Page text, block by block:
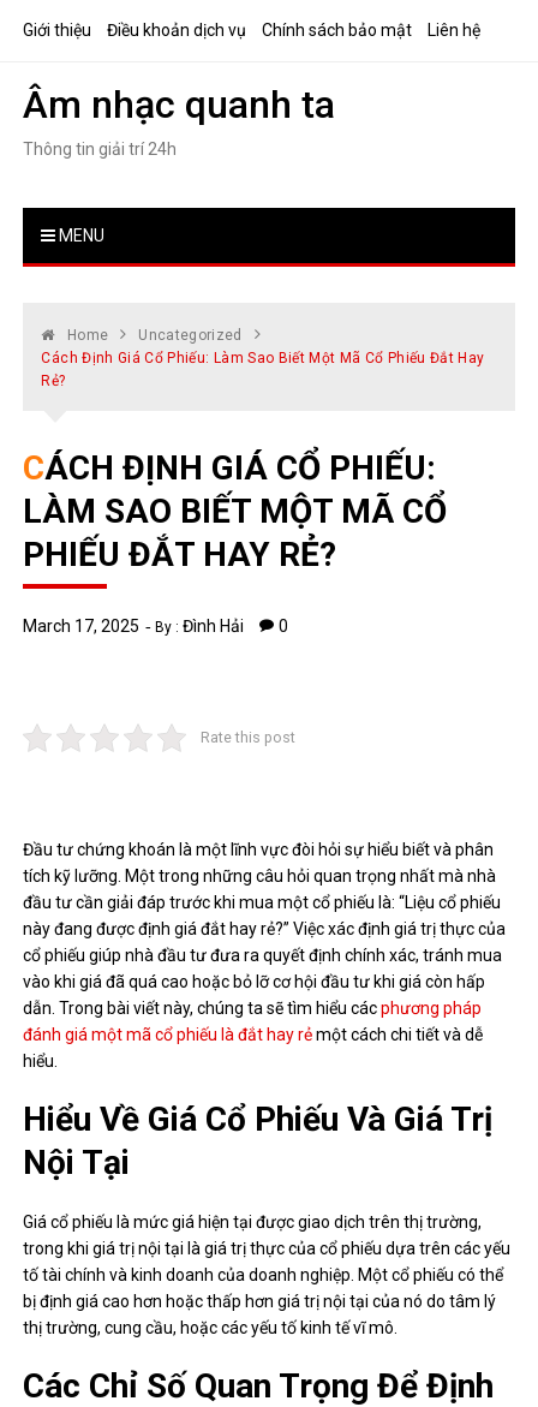
Giới thiệu Điều khoản dịch vụ Chính sách bảo mật Liên hệ
Âm nhạc quanh ta
Thông tin giải trí 24h
MENU
Home
Uncategorized
Cách Định Giá Cổ Phiếu: Làm Sao Biết Một Mã Cổ Phiếu Đắt Hay
Rẻ?
CÁCH ĐỊNH GIÁ CỔ PHIẾU:
LÀM SAO BIẾT MỘT MÃ CỔ
PHIẾU ĐẮT HAY RẺ?
March 17, 2025 By :Đình Hải 0
Rate this post
Đầu tư chứng khoán là một lĩnh vực đòi hỏi sự hiểu biết và phân
tích kỹ lưỡng. Một trong những câu hỏi quan trọng nhất mà nhà
đầu tư cần giải đáp trước khi mua một cổ phiếu là: “Liệu cổ phiếu
này đang được định giá đắt hay rẻ?” Việc xác định giá trị thực của
cổ phiếu giúp nhà đầu tư đưa ra quyết định chính xác, tránh mua
vào khi giá đã quá cao hoặc bỏ lỡ cơ hội đầu tư khi giá còn hấp
dẫn. Trong bài viết này, chúng ta sẽ tìm hiểu cácphương pháp
đánh giá một mã cổ phiếu là đắt hay rẻmột cách chi tiết và dễ
hiểu.
Hiểu Về Giá Cổ Phiếu Và Giá Trị
Nội Tại
Giá cổ phiếu là mức giá hiện tại được giao dịch trên thị trường,
trong khi giá trị nội tại là giá trị thực của cổ phiếu dựa trên các yếu
tố tài chính và kinh doanh của doanh nghiệp. Một cổ phiếu có thể
bị định giá cao hơn hoặc thấp hơn giá trị nội tại của nó do tâm lý
thị trường, cung cầu, hoặc các yếu tố kinh tế vĩ mô.
Các Chỉ Số Quan Trọng Để Định